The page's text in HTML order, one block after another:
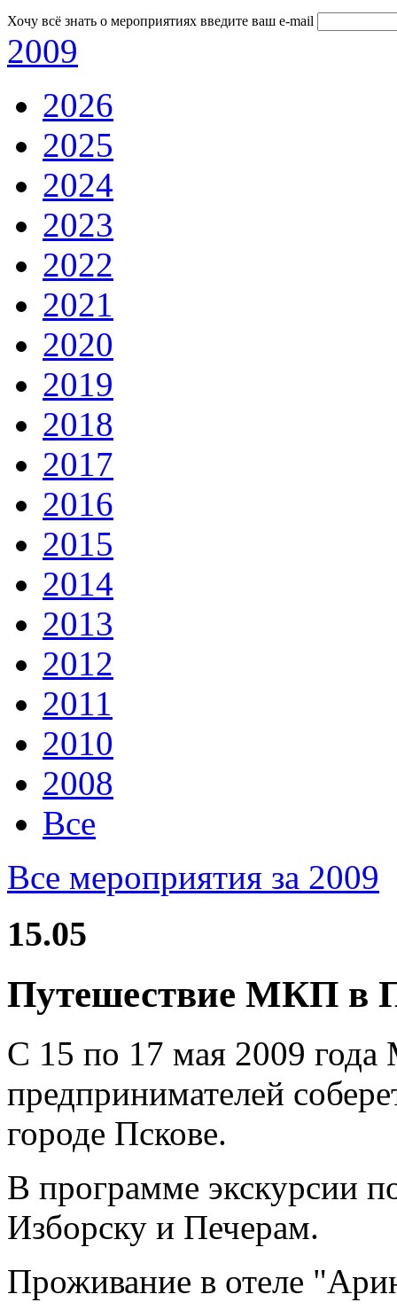
Хочу всё знать о мероприятиях введите ваш e-mail
2009
2026
2025
2024
2023
2022
2021
2020
2019
2018
2017
2016
2015
2014
2013
2012
2011
2010
2008
Все
Все мероприятия за 2009
15.05
Путешествие МКП в
С 15 по 17 мая 2009 года
предпринимателей
городе Пскове.
В программе экскурсии
Изборску и Печерам.
Проживание в отеле